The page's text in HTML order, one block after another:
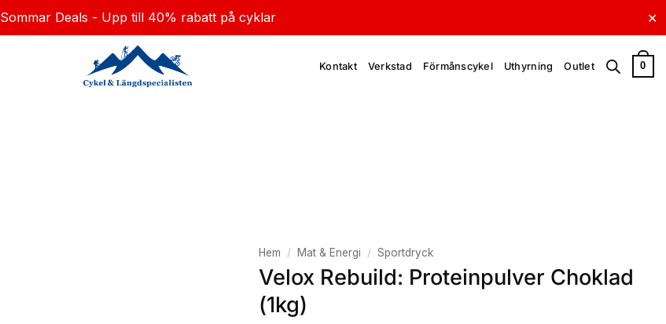
Sommar Deals - Upp till 40% rabatt på cyklar ✕
Kontakt Verkstad Förmånscykel Uthyrning Outlet 0
Hem / Mat & Energi / Sportdryck
Velox Rebuild: Proteinpulver Choklad
(1kg)